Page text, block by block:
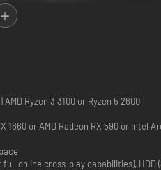
kampagne med en række
progression og RPG-mekanikker
byder Invasions på dybe og
af belønninger på vejen.
Ryzen 3 3100 or Ryzen 5 2600
1660 or AMD Radeon RX 590 or Intel
full online cross-play capabilities), HDD